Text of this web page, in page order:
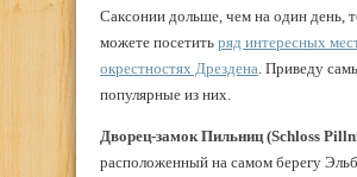
Саксонии дольше, чем на один день,
можете посетить ряд интересных
окрестностях Дрездена . Приведу
популярные из них.
Дворец-замок Пильниц (Schloss
расположенный на самом берегу